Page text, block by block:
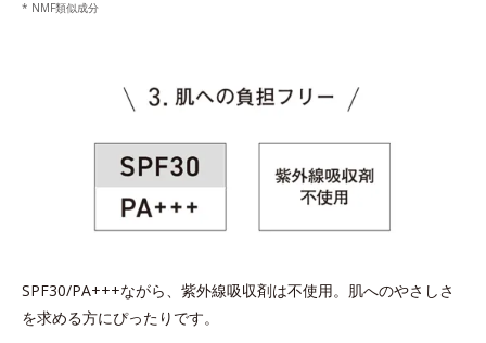
* NMF類似成分
SPF30/PA+++ながら、紫外線吸収剤は不使用。肌へのやさしさ
を求める方にぴったりです。